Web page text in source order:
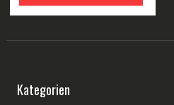
€.
200,00 €.160,00 €.
Kategorien